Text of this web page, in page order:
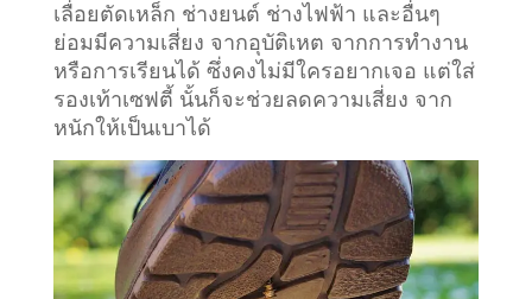
เลื่อยตัดเหล็ก ช่างยนต์ ช่างไฟฟ้า และอื่นๆ
ย่อมมีความเสี่ยง จากอุบัติเหต จากการทำงาน
หรือการเรียนได้ ซึ่งคงไม่มีใครอยากเจอ แต่ใส่
รองเท้าเซฟตี้ นั้นก็จะช่วยลดความเสี่ยง จาก
หนักให้เป็นเบาได้